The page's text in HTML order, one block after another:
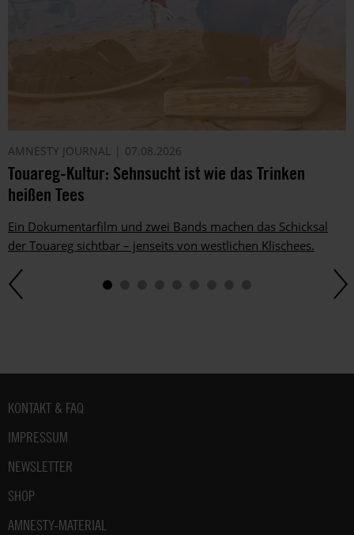
AMNESTY JOURNAL 07.08.2026
Touareg-Kultur: Sehnsucht ist wie das Trinken
heißen Tees
Ein Dokumentarfilm und zwei Bands machen das Schicksal
der Touareg sichtbar – jenseits von westlichen Klischees.
Fußbereich
KONTAKT & FAQ
IMPRESSUM
NEWSLETTER
SHOP
AMNESTY-MATERIAL